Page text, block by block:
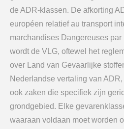
de ADR-klassen. De afkorting
européen relatief au transport
marchandises Dangereuses par
wordt de VLG, oftewel het
over Land van Gevaarlijke
Nederlandse vertaling van
ook zaken die specifiek zijn
grondgebied. Elke
waaraan voldaan moet worden